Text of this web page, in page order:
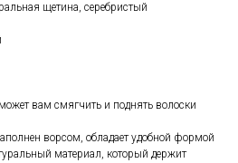
щетина, серебристый
вам смягчить и поднять волоски
ворсом, обладает удобной формой
материал, который держит